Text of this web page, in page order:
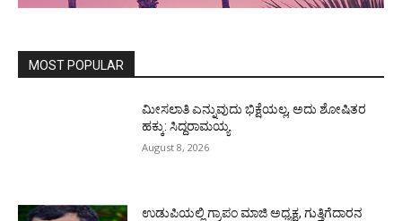
MOST POPULAR
ಮೀಸಲಾತಿ ಎನ್ನುವುದು ಭಿಕ್ಷೆಯಲ್ಲ, ಅದು ಶೋಷಿತರ
ಹಕ್ಕು: ಸಿದ್ದರಾಮಯ್ಯ
August 8, 2026
ಉಡುಪಿಯಲ್ಲಿ ಗ್ರಾಪಂ ಮಾಜಿ ಅಧ್ಯಕ್ಷ, ಗುತ್ತಿಗೆದಾರನ